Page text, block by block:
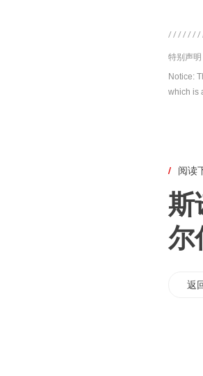
特别声
Notice:
which is
/ 阅读
斯
尔
返